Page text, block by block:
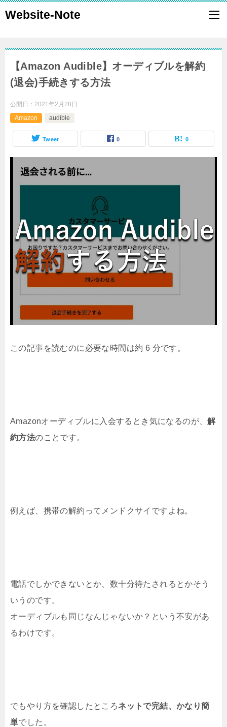
Website-Note
【Amazon Audible】オーディブルを解約
(退会)手続きする方法
公開日： 2021年2月28日
Amazon
audible
Tweet 0 0
この記事を読むのに必要な時間は約 6 分です。
Amazonオーディブルに入会するとき気になるのが、解
約方法のことです。
例えば、携帯の解約ってメンドクサイですよね。
電話でしかできないとか、数十分待たされるとかそう
いうのです。
オーディブルも同じなんじゃないか？という不安があ
るわけです。
でもやり方を確認したところネットで完結、かなり簡
単でした。